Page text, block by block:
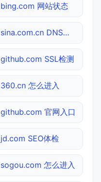
bing.com 网站状态
sina.com.cn DNS解析
github.com SSL检测
360.cn 怎么进入
github.com 官网入口
jd.com SEO体检
sogou.com 怎么进入